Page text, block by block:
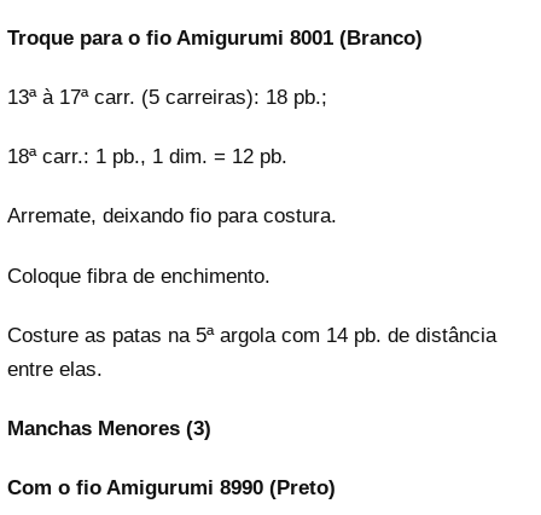
Troque para o fio Amigurumi 8001 (Branco)
13ª à 17ª carr. (5 carreiras): 18 pb.;
18ª carr.: 1 pb., 1 dim. = 12 pb.
Arremate, deixando fio para costura.
Coloque fibra de enchimento.
Costure as patas na 5ª argola com 14 pb. de distância
entre elas.
Manchas Menores (3)
Com o fio Amigurumi 8990 (Preto)